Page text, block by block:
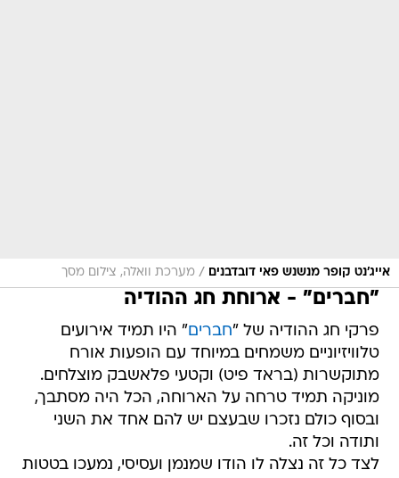
אייג'נט קופר מנשנש פאי דובדבנים / מערכת וואלה, צילום מסך
"חברים" - ארוחת חג ההודיה
פרקי חג ההודיה של "חברים" היו תמיד אירועים
טלוויזיוניים משמחים במיוחד עם הופעות אורח
מתוקשרות (בראד פיט) וקטעי פלאשבק מוצלחים.
מוניקה תמיד טרחה על הארוחה, הכל היה מסתבך,
ובסוף כולם נזכרו שבעצם יש להם אחד את השני
ותודה וכל זה.
לצד כל זה נצלה לו הודו שמנמן ועסיסי, נמעכו בטטות